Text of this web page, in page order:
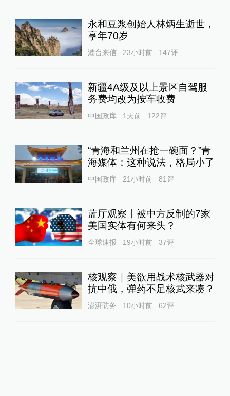
永和豆浆创始人林炳生逝世，
享年70岁
港台来信 23小时前 147评
新疆4A级及以上景区自驾服
务费均改为按车收费
中国政库 1天前 122评
“青海和兰州在抢一碗面？”青
海媒体：这种说法，格局小了
中国政库 21小时前 81评
蓝厅观察丨被中方反制的7家
美国实体有何来头？
全球速报 19小时前 37评
核观察｜美欲用战术核武器对
抗中俄，弹药不足核武来凑？
澎湃防务 10小时前 62评